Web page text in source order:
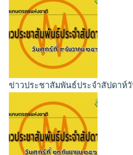
ข่าวประชาสัมพันธ์ประจำสัปดาห์